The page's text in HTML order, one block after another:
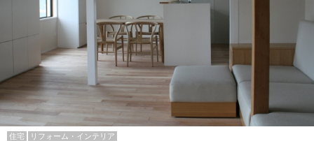
住宅 リフォーム・インテリア